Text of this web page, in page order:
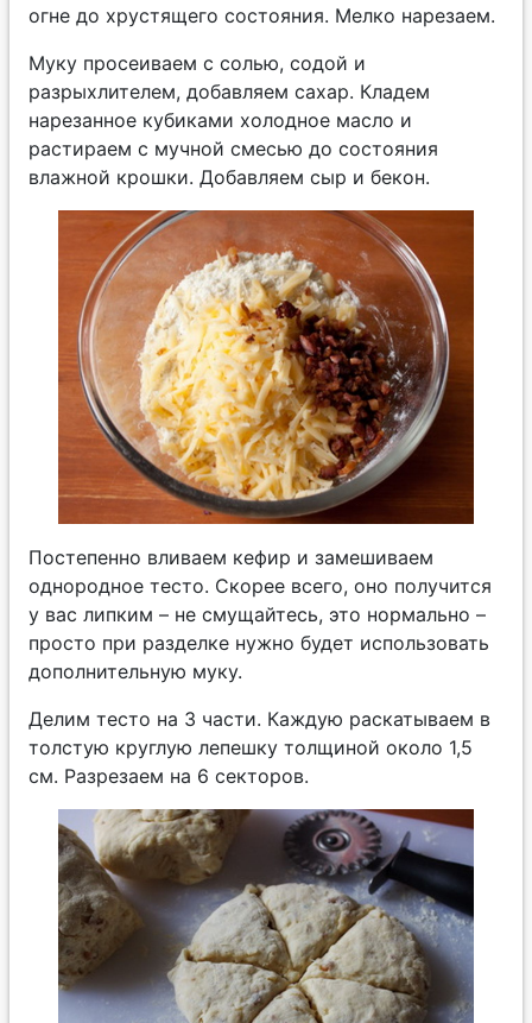
огне до хрустящего состояния. Мелко нарезаем.
Муку просеиваем с солью, содой и
разрыхлителем, добавляем сахар. Кладем
нарезанное кубиками холодное масло и
растираем с мучной смесью до состояния
влажной крошки. Добавляем сыр и бекон.
Постепенно вливаем кефир и замешиваем
однородное тесто. Скорее всего, оно получится
у вас липким – не смущайтесь, это нормально –
просто при разделке нужно будет использовать
дополнительную муку.
Делим тесто на 3 части. Каждую раскатываем в
толстую круглую лепешку толщиной около 1,5
см. Разрезаем на 6 секторов.